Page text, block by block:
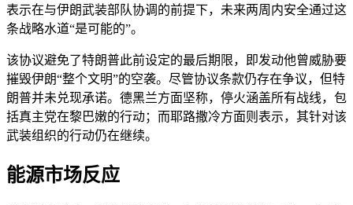
表示在与伊朗武装部队协调的前提下，未来两周内安全通过这
条战略水道“是可能的”。
该协议避免了特朗普此前设定的最后期限，即发动他曾威胁要
摧毁伊朗“整个文明”的空袭。尽管协议条款仍存在争议，但特
朗普并未兑现承诺。德黑兰方面坚称，停火涵盖所有战线，包
括真主党在黎巴嫩的行动；而耶路撒冷方面则表示，其针对该
武装组织的行动仍在继续。
能源市场反应